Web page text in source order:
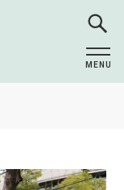
MENU